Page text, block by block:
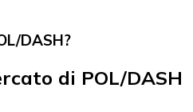
DASH?
di POL/DASH